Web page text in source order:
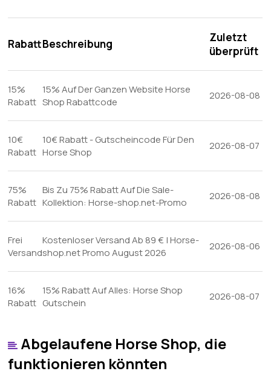
RabattBeschreibung
Zuletzt
überprüft
15%
Rabatt
15% Auf Der Ganzen Website Horse
Shop Rabattcode
2026-08-08
10€
Rabatt
10€ Rabatt - Gutscheincode Für Den
Horse Shop
2026-08-07
75%
Rabatt
Bis Zu 75% Rabatt Auf Die Sale-
Kollektion: Horse-shop.net-Promo
2026-08-08
Frei
Versand
Kostenloser Versand Ab 89 € | Horse-
shop.net Promo August 2026
2026-08-06
16%
Rabatt
15% Rabatt Auf Alles: Horse Shop
Gutschein
2026-08-07
Abgelaufene Horse Shop, die
funktionieren könnten